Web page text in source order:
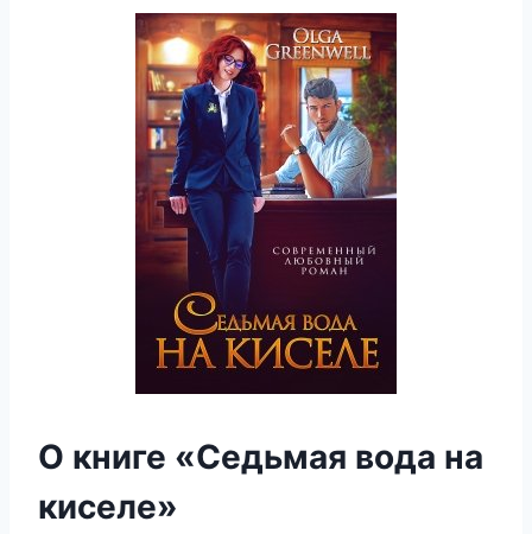
О книге «Седьмая вода на
киселе»